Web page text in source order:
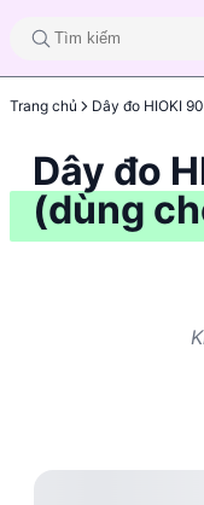
Trang chủ Dây đo HIOKI
Dây đo
(dùng